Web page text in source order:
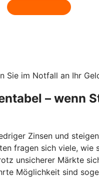
Sie im Notfall an Ihr
– wenn
Zinsen und
fragen sich viele, wie
unsicherer Märkte
Möglichkeit sind